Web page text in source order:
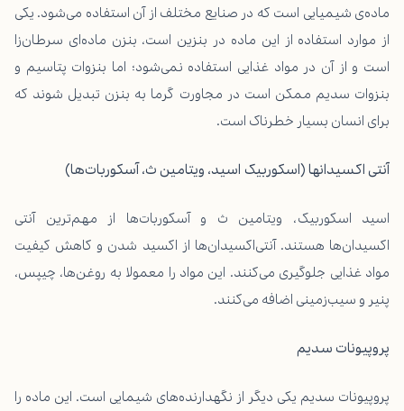
ماده‌ی شیمیایی است که در صنایع مختلف از آن استفاده می‌شود. یکی
از موارد استفاده از این ماده در بنزین است، بنزن ماده‌ای سرطان‌زا
است و از آن در مواد غذایی استفاده نمی‌شود؛ اما بنزوات پتاسیم و
بنزوات سدیم ممکن است در مجاورت گرما به بنزن تبدیل شوند که
برای انسان بسیار خطرناک است.
آنتی اکسیدانها (اسکوربیک اسید، ویتامین ث، آسکوربات‌ها)
اسید اسکوربیک، ویتامین ث و آسکوربات‌ها از مهم‌ترین آنتی
اکسیدان‌ها هستند. آنتی‌اکسیدان‌ها از اکسید شدن و کاهش کیفیت
مواد غذایی جلوگیری می‌کنند. این مواد را معمولا به روغن‌ها، چیپس،
پنیر و سیب‌زمینی اضافه می‌کنند.
پروپیونات سدیم
پروپیونات سدیم یکی دیگر از نگهدارنده‌های شیمایی است. این ماده را